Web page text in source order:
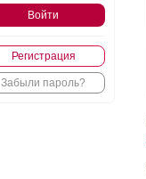
Регистрация
Забыли пароль?